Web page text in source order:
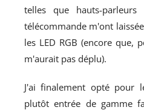
telles que hauts-parleurs
télécommande m'ont
les LED RGB (encore que,
m'aurait pas déplu).
J'ai finalement opté pour
plutôt entrée de gamme